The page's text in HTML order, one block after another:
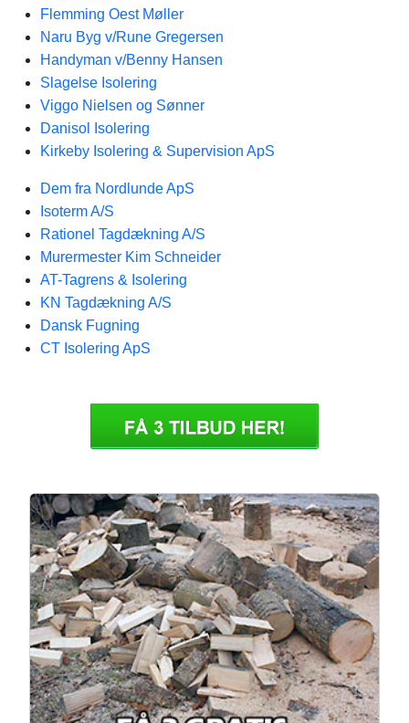
Flemming Oest Møller
Naru Byg v/Rune Gregersen
Handyman v/Benny Hansen
Slagelse Isolering
Viggo Nielsen og Sønner
Danisol Isolering
Kirkeby Isolering & Supervision ApS
Dem fra Nordlunde ApS
Isoterm A/S
Rationel Tagdækning A/S
Murermester Kim Schneider
AT-Tagrens & Isolering
KN Tagdækning A/S
Dansk Fugning
CT Isolering ApS